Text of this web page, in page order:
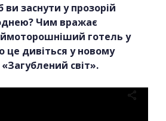
заснути у прозорій
Чим вражає
готель у
це дивіться у новому
світ».